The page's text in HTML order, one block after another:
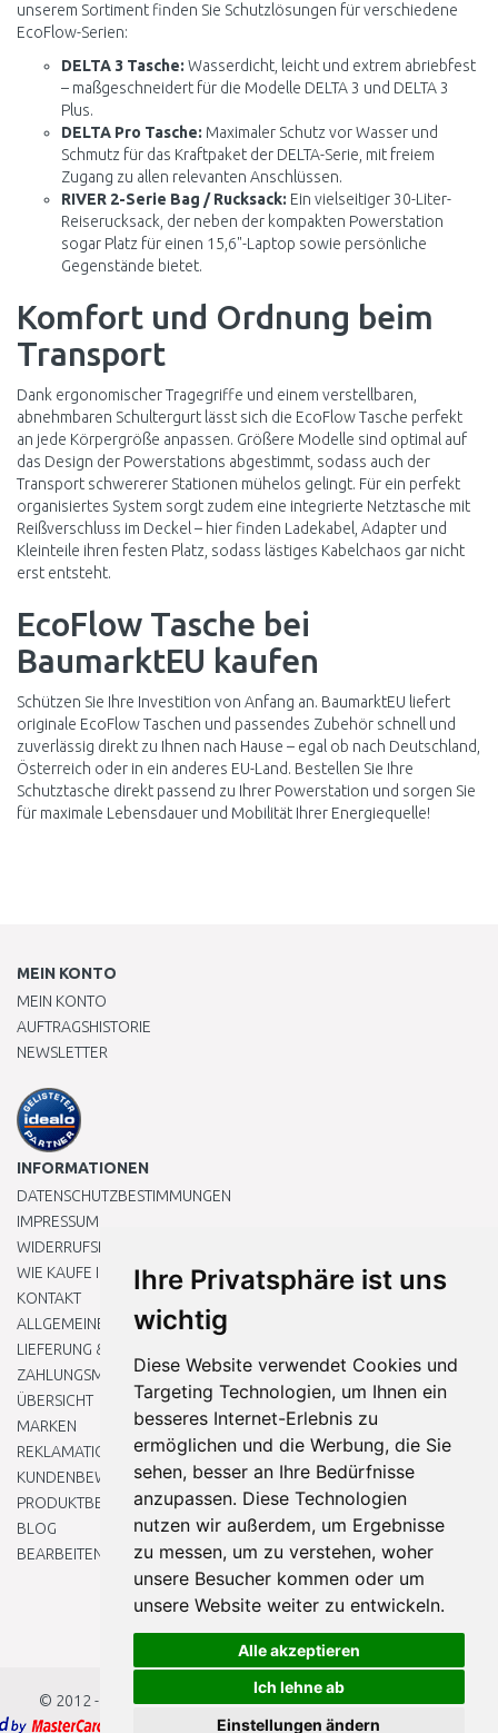
Ihre Privatsphäre ist uns
wichtig
Diese Website verwendet Cookies und
Targeting Technologien, um Ihnen ein
besseres Internet-Erlebnis zu
ermöglichen und die Werbung, die Sie
sehen, besser an Ihre Bedürfnisse
anzupassen. Diese Technologien
nutzen wir außerdem, um Ergebnisse
zu messen, um zu verstehen, woher
unsere Besucher kommen oder um
unsere Website weiter zu entwickeln.
Alle akzeptieren
Ich lehne ab
Einstellungen ändern
unserem Sortiment finden Sie Schutzlösungen für verschiedene
EcoFlow-Serien:
DELTA 3 Tasche: Wasserdicht, leicht und extrem abriebfest
– maßgeschneidert für die Modelle DELTA 3 und DELTA 3
Plus.
DELTA Pro Tasche: Maximaler Schutz vor Wasser und
Schmutz für das Kraftpaket der DELTA-Serie, mit freiem
Zugang zu allen relevanten Anschlüssen.
RIVER 2-Serie Bag / Rucksack: Ein vielseitiger 30-Liter-
Reiserucksack, der neben der kompakten Powerstation
sogar Platz für einen 15,6"-Laptop sowie persönliche
Gegenstände bietet.
Komfort und Ordnung beim
Transport
Dank ergonomischer Tragegriffe und einem verstellbaren,
abnehmbaren Schultergurt lässt sich die EcoFlow Tasche perfekt
an jede Körpergröße anpassen. Größere Modelle sind optimal auf
das Design der Powerstations abgestimmt, sodass auch der
Transport schwererer Stationen mühelos gelingt. Für ein perfekt
organisiertes System sorgt zudem eine integrierte Netztasche mit
Reißverschluss im Deckel – hier finden Ladekabel, Adapter und
Kleinteile ihren festen Platz, sodass lästiges Kabelchaos gar nicht
erst entsteht.
EcoFlow Tasche bei
BaumarktEU kaufen
Schützen Sie Ihre Investition von Anfang an. BaumarktEU liefert
originale EcoFlow Taschen und passendes Zubehör schnell und
zuverlässig direkt zu Ihnen nach Hause – egal ob nach Deutschland,
Österreich oder in ein anderes EU-Land. Bestellen Sie Ihre
Schutztasche direkt passend zu Ihrer Powerstation und sorgen Sie
für maximale Lebensdauer und Mobilität Ihrer Energiequelle!
MEIN KONTO
MEIN KONTO
AUFTRAGSHISTORIE
NEWSLETTER
INFORMATIONEN
DATENSCHUTZBESTIMMUNGEN
IMPRESSUM
WIDERRUFSRECHT
WIE KAUFE ICH EIN?
KONTAKT
ALLGEMEINEN GESCHÄFTSBEDINGUNGEN
LIEFERUNG & ZAHLUNG
ZAHLUNGSMETHODEN
ÜBERSICHT
MARKEN
REKLAMATIONEN UND RETOUREN
KUNDENBEWERTUNG
PRODUKTBEWERTUNG
BLOG
BEARBEITEN SIE MEINE COOKIE-EINSTELLUNGEN
© 2012 - 2026Baumarkteu.at